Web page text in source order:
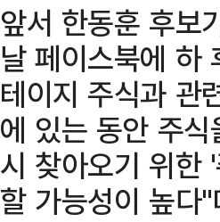
앞서 한동훈 후보
날 페이스북에 하
테이지 주식과 관
에 있는 동안 주
시 찾아오기 위한
할 가능성이 높다